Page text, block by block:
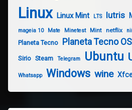
Linux Linux Mint LTS lutris
mageia 10 Mate Minetest Mint netflix
Planeta Tecno Planeta Tecno OS
Sirio Steam Telegram Ubuntu
Whatsapp Windows wine